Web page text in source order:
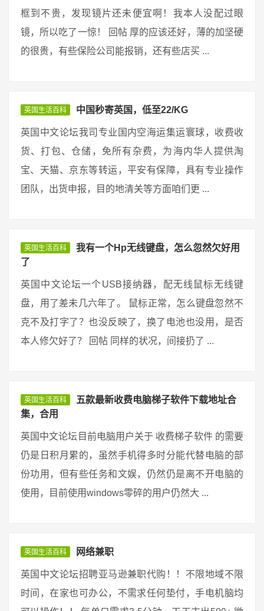
框到不贵，发现镜片还未便宜啊！我本人没配过眼
镜，所以吃了一惊！ 回帖 厚的应该还好，薄的加坚硬
的很贵，有些保险公司能报销，还有些店买 ...
英国生活百科 中国秒寄英国，低至22/KG
英国中文论坛我司专业国内空海运集运寰球，收费收
货、打包、仓储，免所有杂费，为海内华人提供淘
宝、天猫、京东等转运，平安有保障，具有专业操作
团队，出货申报，目的地清关等方面咱们更 ...
英国生活百科
我有一个Hp无线键盘，怎么忽然欠好用
了
英国中文论坛一个USB接纳器，配无线鼠标无线键
盘，用了差未几六年了。 鼠标正常，怎么键盘忽然不
克不及打字了？也没反映了，换了电池也没用，是否
本人修欠好了？ 回帖 同样的状况，间接扔了 ...
英国生活百科
五款最新收费电脑梯子软件下载地址合
集，合用
英国中文论坛目前电脑用户关于 收费梯子软件 的需要
仍是日积月累的，虽然手机得多时分能代替电脑的部
份功用，但有些任务和文娱，仍然仍是离不开电脑的
使用，目前使用windows零碎的用户仍然大 ...
英国生活百科 网络兼职
英国中文论坛招聘亚马逊兼职代购！！不限地域不限
时间，在家也可办公，不需求任何垫付，手电机脑均